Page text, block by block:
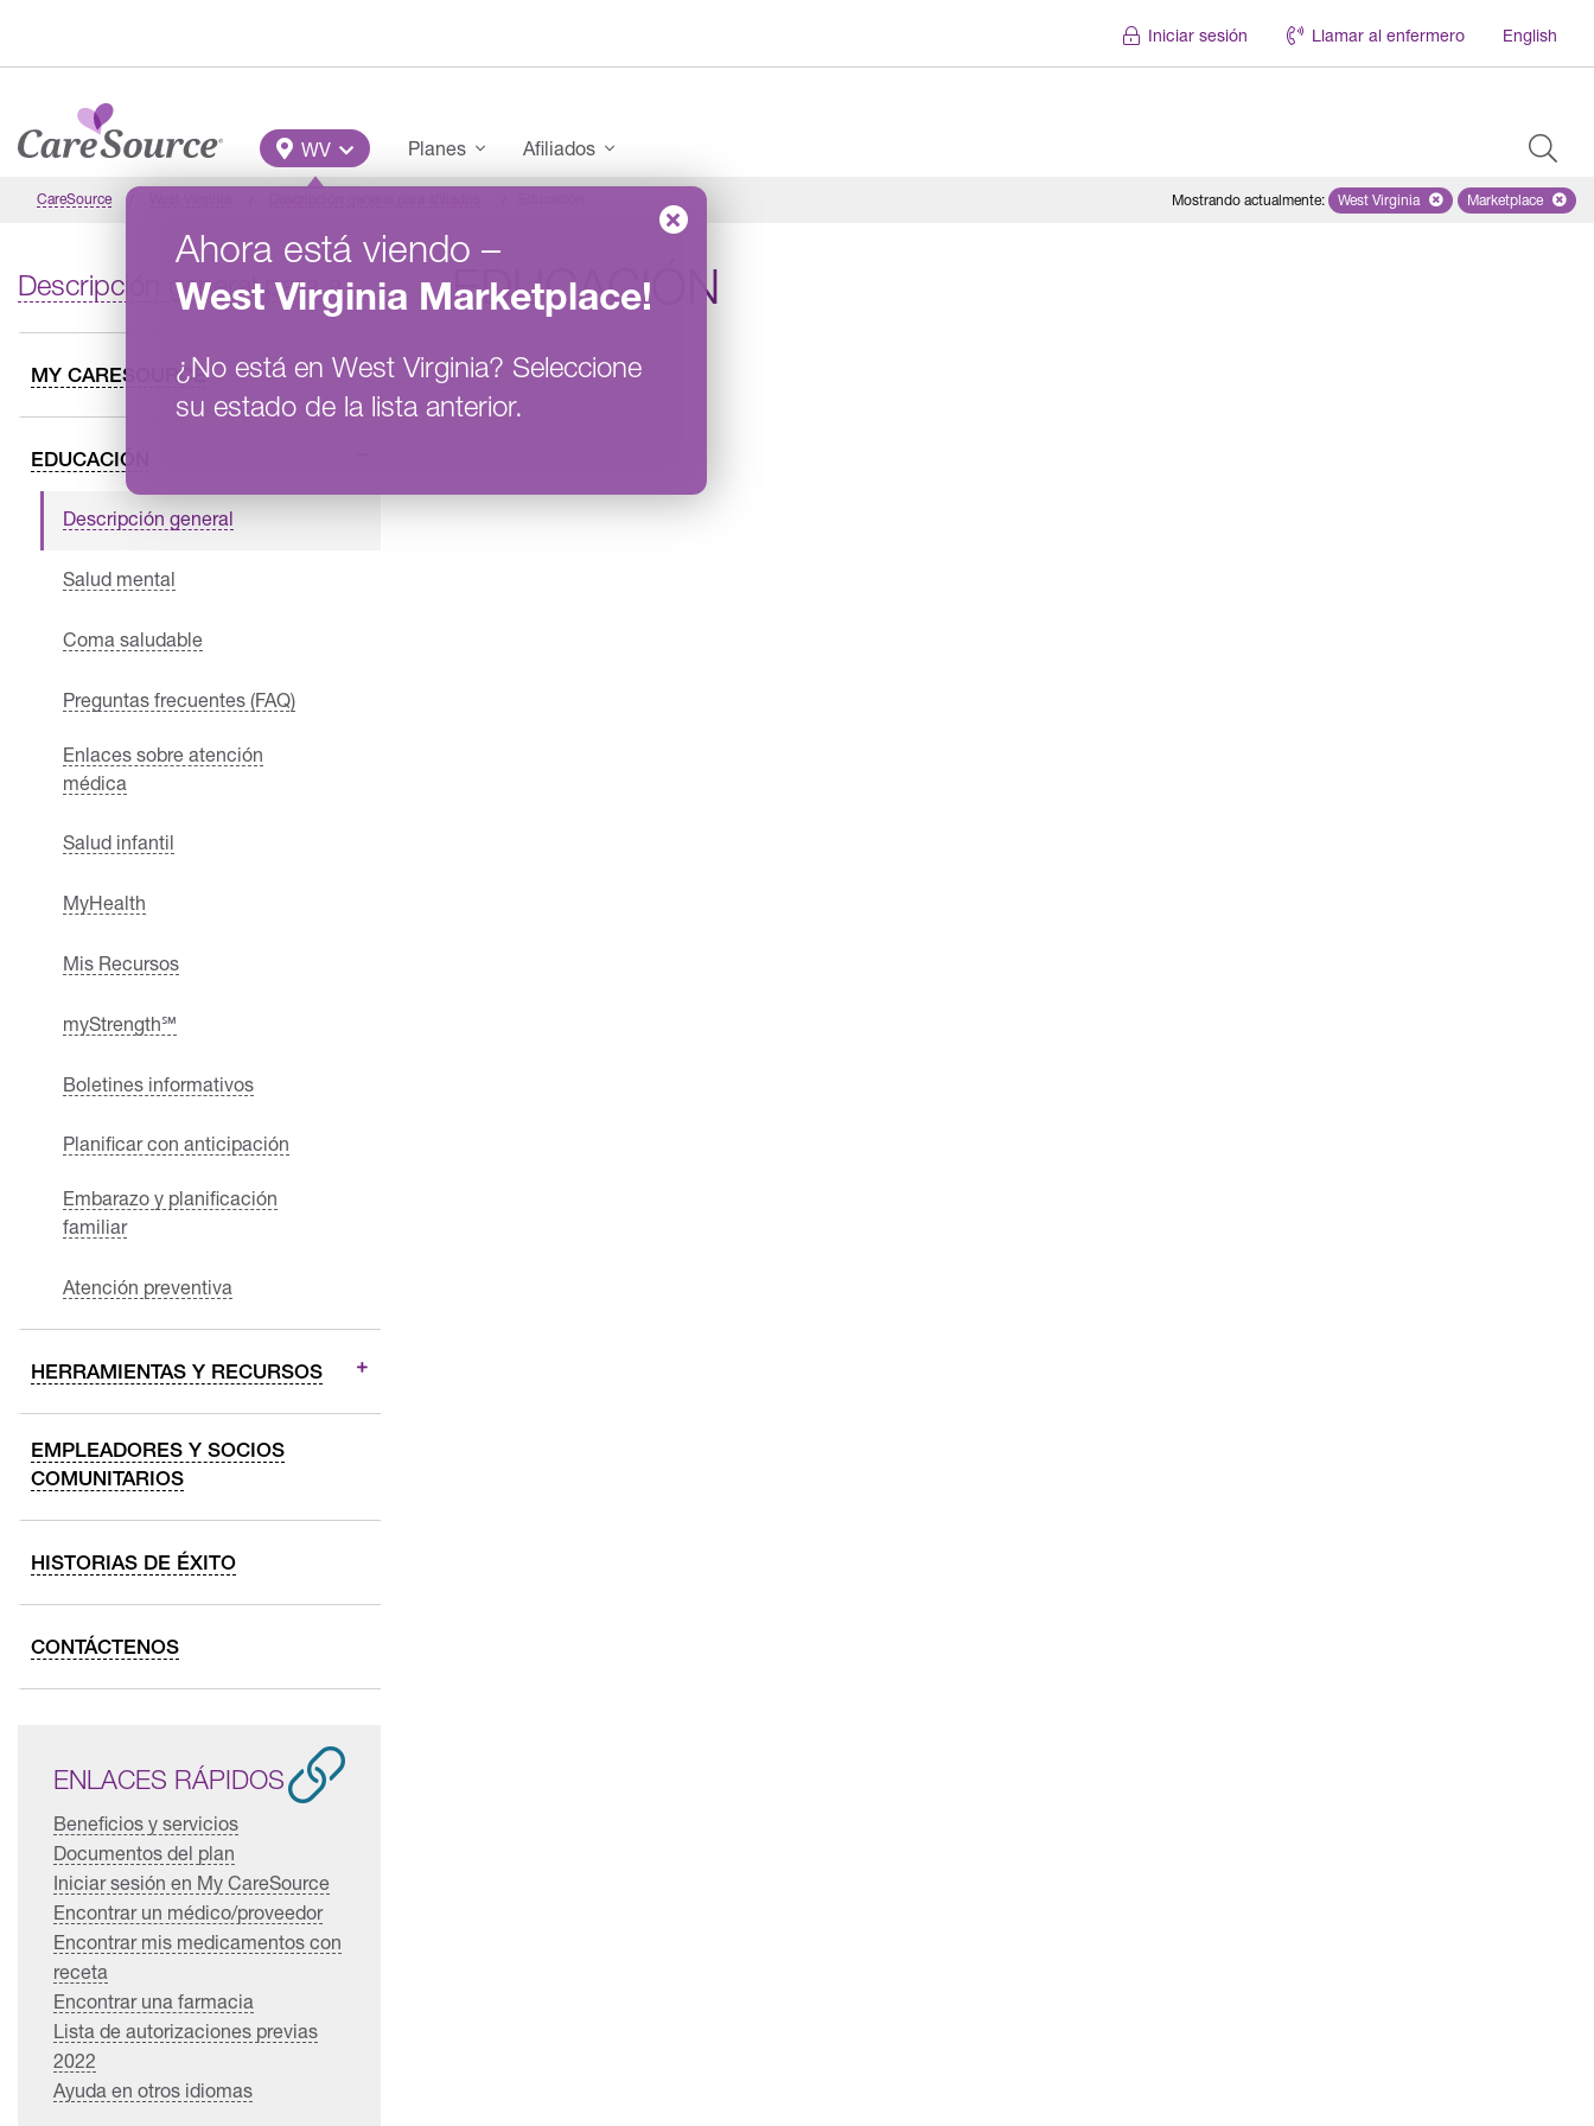
Iniciar sesión Llamar al enfermero English
Main Menu
WV
Ahora está viendo –
West Virginia Marketplace!
¿No está en West Virginia? Seleccione
su estado de la lista anterior.
Planes Afiliados
CareSource Mostrando actualmente: Remove selected state 'West
West Virginia Remove
Marketplace
Descripción general para afiliados
MY CARESOURCE
EDUCACIÓN
Descripción general
Salud mental
Coma saludable
Preguntas frecuentes (FAQ)
Enlaces sobre atención
médica
Salud infantil
MyHealth
Mis Recursos
myStrength℠
Boletines informativos
Planificar con anticipación
Embarazo y planificación
familiar
Atención preventiva
HERRAMIENTAS Y RECURSOS
EMPLEADORES Y SOCIOS
COMUNITARIOS
HISTORIAS DE ÉXITO
CONTÁCTENOS
ENLACES RÁPIDOS
Beneficios y servicios
Documentos del plan
Iniciar sesión en My CareSource
Encontrar un médico/proveedor
Encontrar mis medicamentos con
receta
Encontrar una farmacia
Lista de autorizaciones previas
2022
Ayuda en otros idiomas
EDUCACIÓN